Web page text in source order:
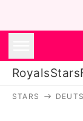
RoyalsStars
STARS